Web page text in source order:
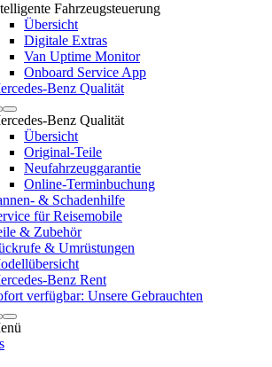
Fahrzeugsteuerung
Übersicht
Digitale Extras
Van Uptime Monitor
Onboard Service App
Benz Qualität
Benz Qualität
Übersicht
Original-Teile
Neufahrzeuggarantie
Online-Terminbuchung
& Schadenhilfe
für Reisemobile
& Zubehör
& Umrüstungen
Benz Rent
verfügbar: Unsere Gebrauchten